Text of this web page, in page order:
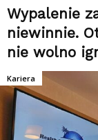
Wypalenie
niewinnie.
nie wolno
Kariera